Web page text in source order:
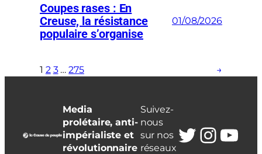
Coupes rases : En
Creuse, la résistance
populaire s’organise
01/08/2026
1 2 3 … 275 →
Media
prolétaire, anti-
impérialiste et
révolutionnaire
Suivez-
nous
sur nos
réseaux
Twitter